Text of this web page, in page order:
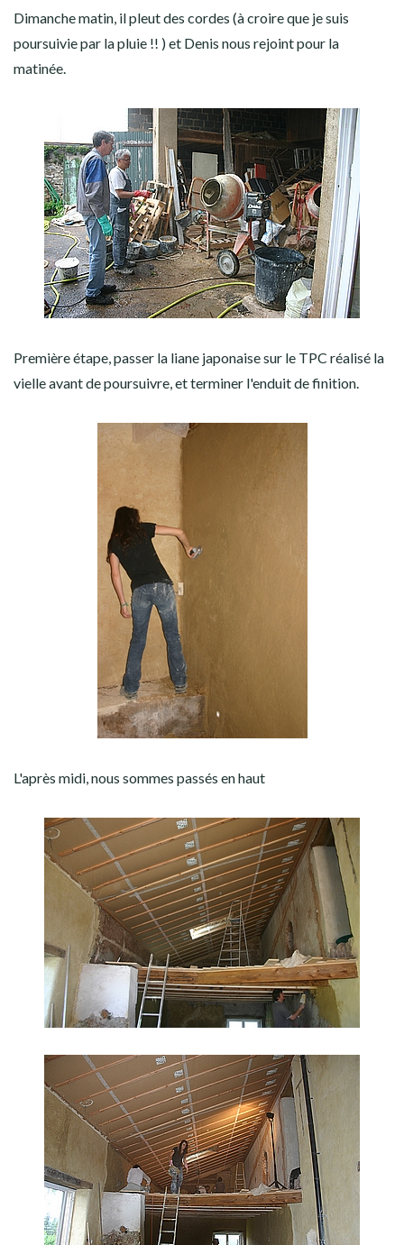
Dimanche matin, il pleut des cordes (à croire que je suis
poursuivie par la pluie !! ) et Denis nous rejoint pour la
matinée.
Première étape, passer la liane japonaise sur le TPC réalisé la
vielle avant de poursuivre, et terminer l'enduit de finition.
L'après midi, nous sommes passés en haut